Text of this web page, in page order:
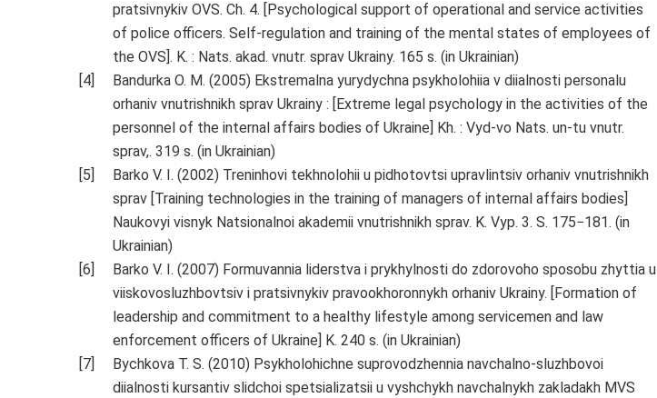
pratsivnykiv OVS. Ch. 4. [Psychological support of operational and service activities
of police officers. Self-regulation and training of the mental states of employees of
the OVS]. K. : Nats. akad. vnutr. sprav Ukrainy. 165 s. (in Ukrainian)
Bandurka O. M. (2005) Ekstremalna yurydychna psykholohiia v diialnosti personalu
orhaniv vnutrishnikh sprav Ukrainy : [Extreme legal psychology in the activities of the
personnel of the internal affairs bodies of Ukraine] Kh. : Vyd-vo Nats. un-tu vnutr.
sprav,. 319 s. (in Ukrainian)
Barko V. I. (2002) Treninhovi tekhnolohii u pidhotovtsi upravlintsiv orhaniv vnutrishnikh
sprav [Training technologies in the training of managers of internal affairs bodies]
Naukovyi visnyk Natsionalnoi akademii vnutrishnikh sprav. K. Vyp. 3. S. 175−181. (in
Ukrainian)
Barko V. I. (2007) Formuvannia liderstva i prykhylnosti do zdorovoho sposobu zhyttia u
viiskovosluzhbovtsiv i pratsivnykiv pravookhoronnykh orhaniv Ukrainy. [Formation of
leadership and commitment to a healthy lifestyle among servicemen and law
enforcement officers of Ukraine] K. 240 s. (in Ukrainian)
Bychkova T. S. (2010) Psykholohichne suprovodzhennia navchalno-sluzhbovoi
diialnosti kursantiv slidchoi spetsializatsii u vyshchykh navchalnykh zakladakh MVS